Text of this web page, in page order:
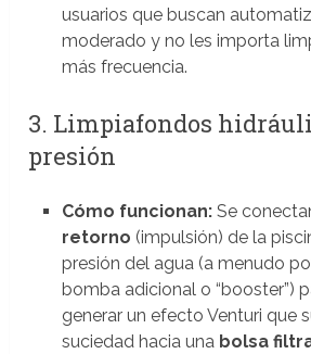
usuarios que buscan
moderado y no les importa
más frecuencia.
3. Limpiafondos
presión
Cómo funcionan:Se
retorno (impulsión) de la
presión del agua (a menudo
bomba adicional o “booster”)
generar un efecto Venturi que
suciedad hacia una bolsa